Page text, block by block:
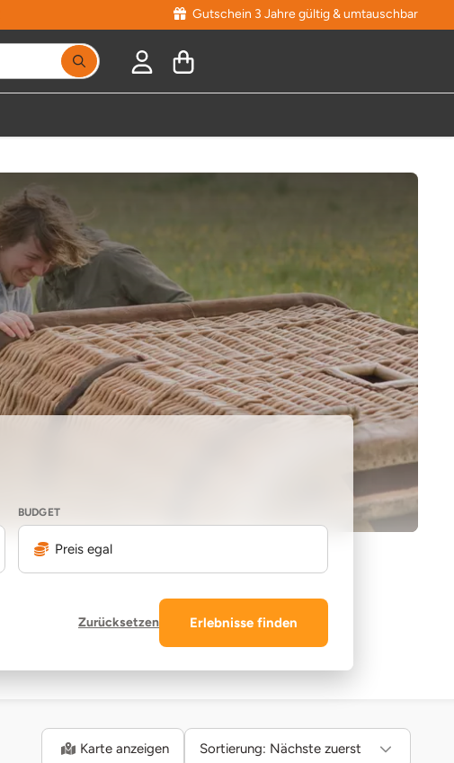
Gutschein 3 Jahre gültig & umtauschbar
BUDGET
Preis egal
Zurücksetzen Erlebnisse finden
Karte anzeigen Sortierung: Nächste zuerst